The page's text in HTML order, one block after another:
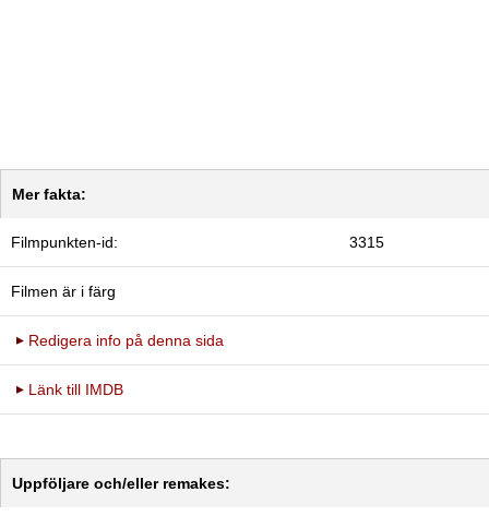
Mer fakta:
Filmpunkten-id: 3315
Filmen är i färg
Redigera info på denna sida
Länk till IMDB
Uppföljare och/eller remakes: